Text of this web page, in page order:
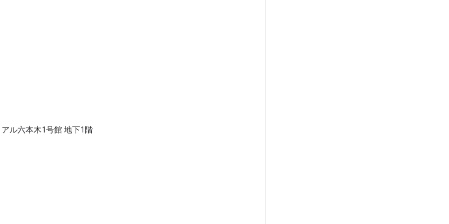
ル六本木1号館 地下1階